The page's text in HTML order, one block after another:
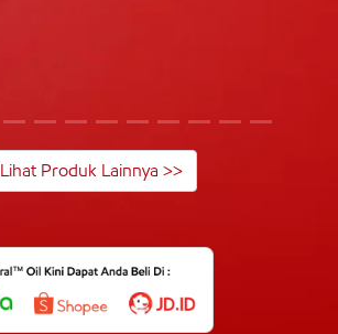
Lihat Produk Lainnya >>